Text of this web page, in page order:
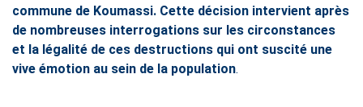
commune de Koumassi. Cette décision intervient après
de nombreuses interrogations sur les circonstances
et la légalité de ces destructions qui ont suscité une
vive émotion au sein de la population.